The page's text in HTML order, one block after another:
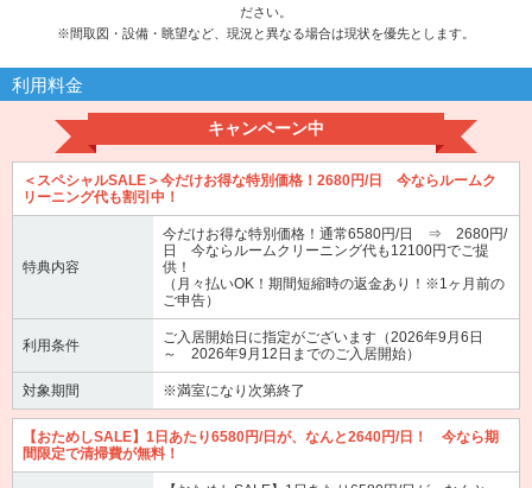
ださい。
※間取図・設備・眺望など、現況と異なる場合は現状を優先とします。
利用料金
キャンペーン中
＜スペシャルSALE＞今だけお得な特別価格！2680円/日 今ならルームク
リーニング代も割引中！
特典内容
今だけお得な特別価格！通常6580円/日 ⇒ 2680円/
日 今ならルームクリーニング代も12100円でご提
供！
（月々払いOK！期間短縮時の返金あり！※1ヶ月前の
ご申告）
利用条件
ご入居開始日に指定がございます（2026年9月6日
～ 2026年9月12日までのご入居開始）
対象期間 ※満室になり次第終了
【おためしSALE】1日あたり6580円/日が、なんと2640円/日！ 今なら期
間限定で清掃費が無料！